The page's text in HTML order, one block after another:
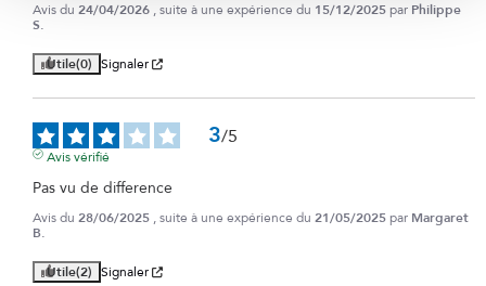
Avis du 24/04/2026 , suite à une expérience du 15/12/2025 par Philippe
S.
Utile(0) Signaler
3/5
Avis vérifié
Pas vu de difference
Avis du 28/06/2025 , suite à une expérience du 21/05/2025 par Margaret
B.
Utile(2) Signaler